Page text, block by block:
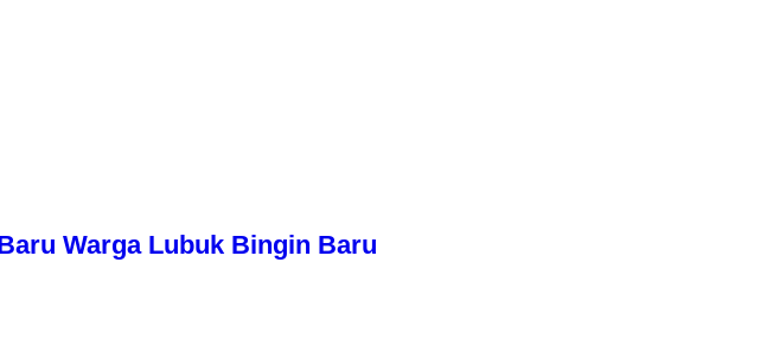
Warga Lubuk Bingin Baru